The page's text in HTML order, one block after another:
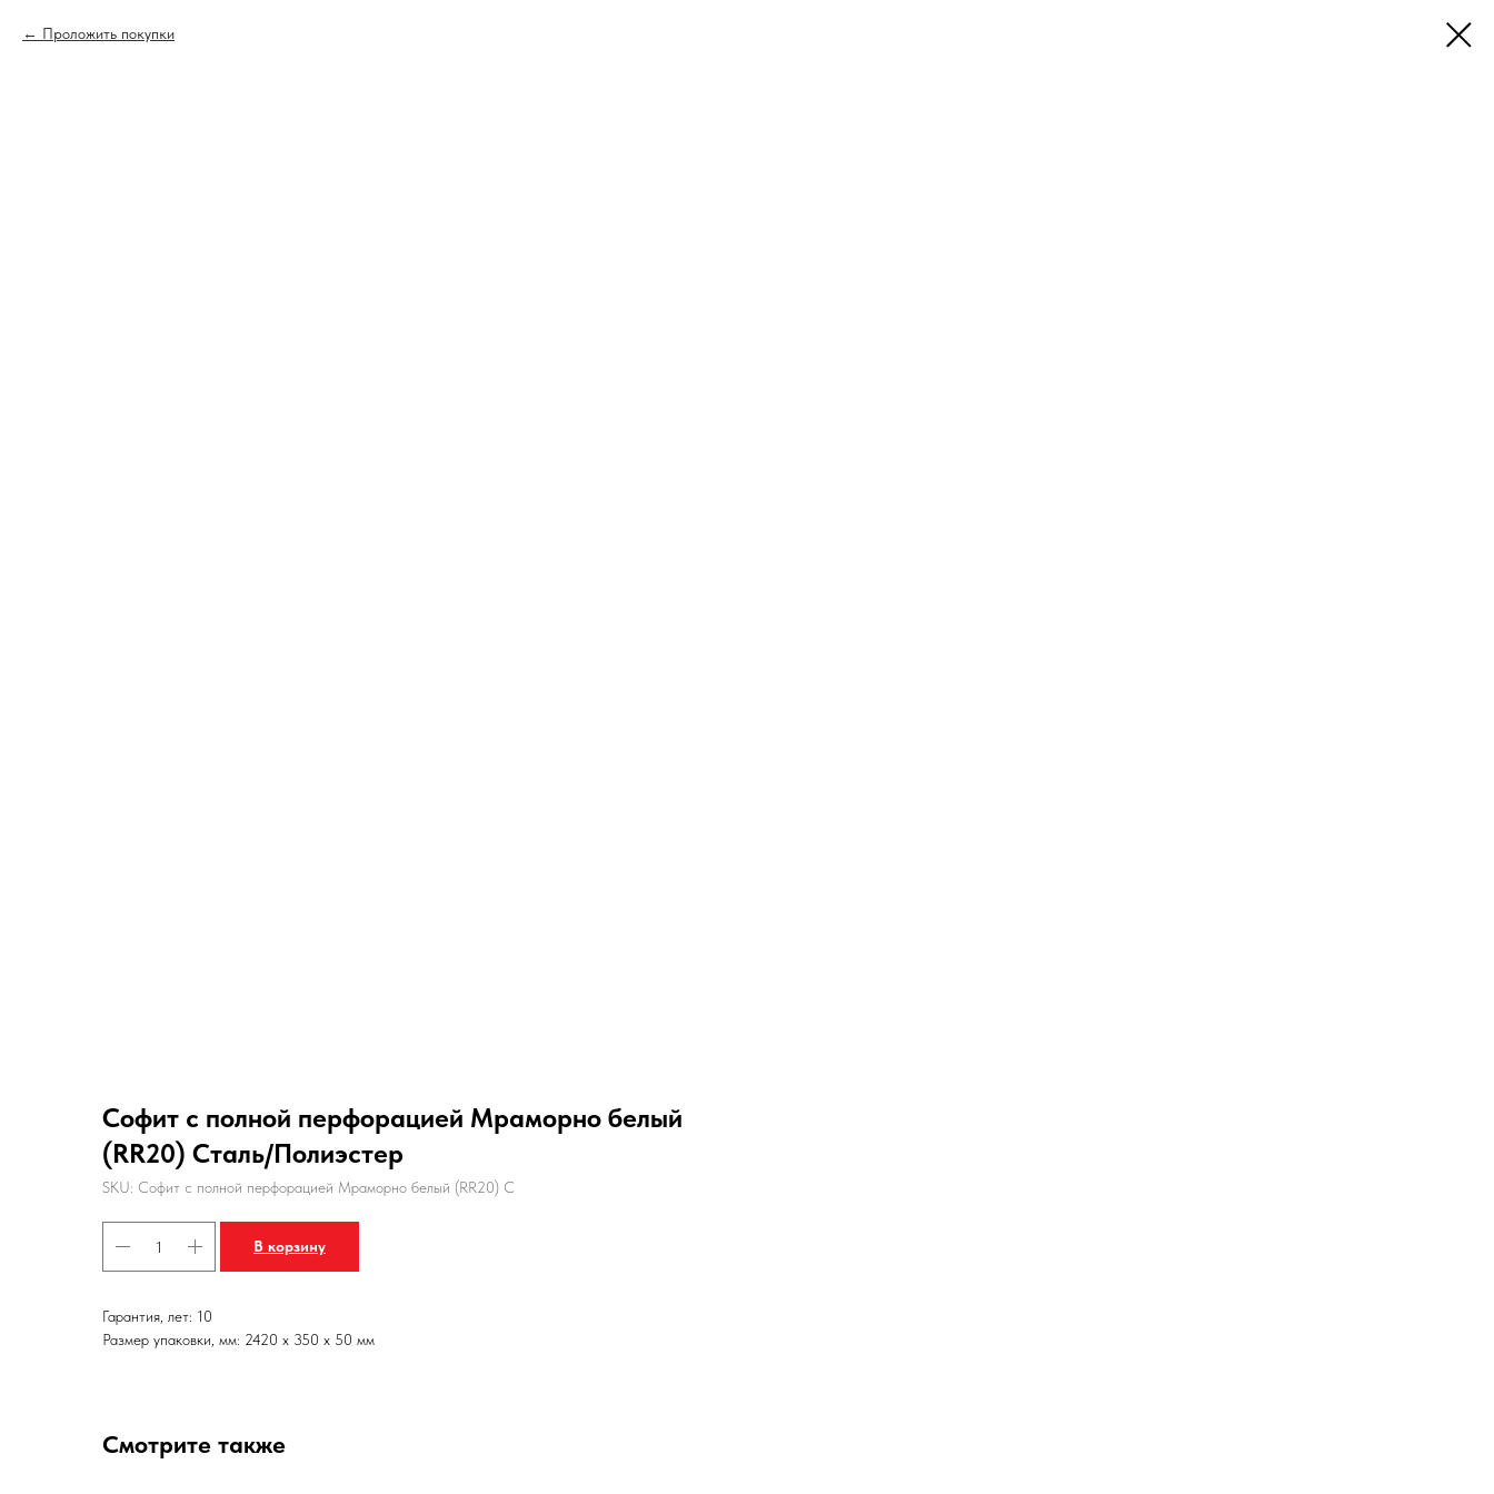
Проложить покупки
Софит с полной перфорацией Мраморно белый
(RR20) Сталь/Полиэстер
SKU: Софит с полной перфорацией Мраморно белый (RR20) С
В корзину
Гарантия, лет: 10
Размер упаковки, мм: 2420 x 350 x 50 мм
Смотрите также